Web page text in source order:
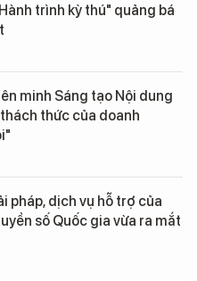
trình kỳ thú" quảng bá
minh Sáng tạo Nội dung
thức của doanh
pháp, dịch vụ hỗ trợ của
số Quốc gia vừa ra mắt